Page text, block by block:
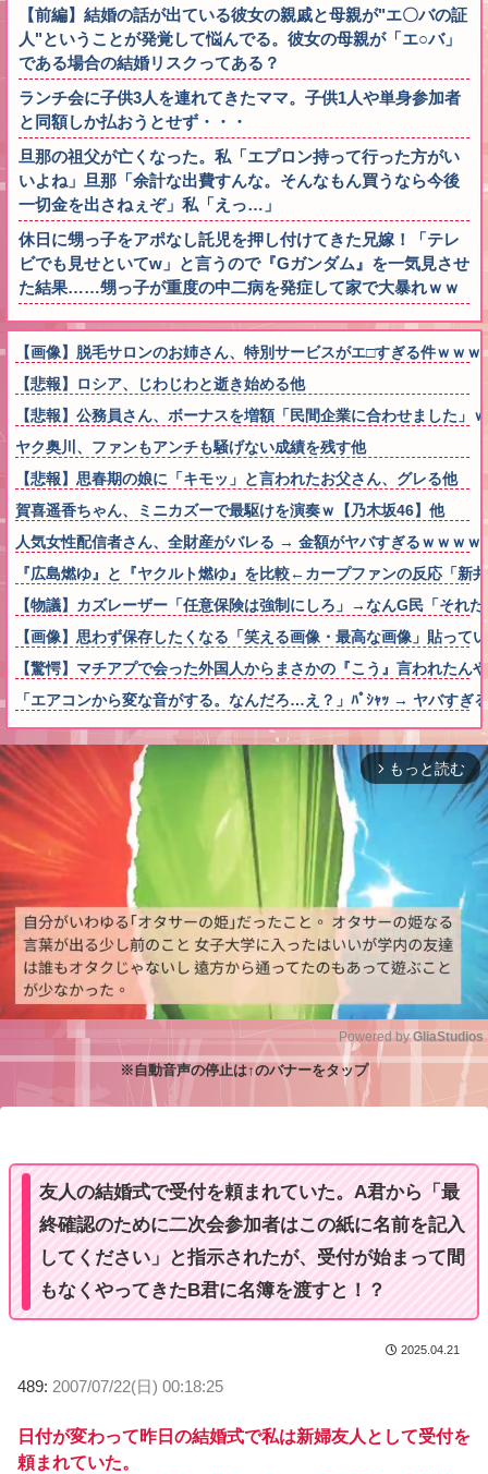
【前編】結婚の話が出ている彼女の親戚と母親が"エ〇バの証
人"ということが発覚して悩んでる。彼女の母親が「エ○バ」
である場合の結婚リスクってある？
ランチ会に子供3人を連れてきたママ。子供1人や単身参加者
と同額しか払おうとせず・・・
旦那の祖父が亡くなった。私「エプロン持って行った方がい
いよね」旦那「余計な出費すんな。そんなもん買うなら今後
一切金を出さねぇぞ」私「えっ…」
休日に甥っ子をアポなし託児を押し付けてきた兄嫁！「テレ
ビでも見せといてw」と言うので『Gガンダム』を一気見させ
た結果……甥っ子が重度の中二病を発症して家で大暴れｗｗ
【画像】脱毛サロンのお姉さん、特別サービスがエ□すぎる件ｗｗｗ
【悲報】ロシア、じわじわと逝き始める他
【悲報】公務員さん、ボーナスを増額「民間企業に合わせました」
ヤク奥川、ファンもアンチも騒げない成績を残す他
【悲報】思春期の娘に「キモッ」と言われたお父さん、グレる他
賀喜遥香ちゃん、ミニカズーで最駆けを演奏ｗ【乃木坂46】他
人気女性配信者さん、全財産がバレる → 金額がヤバすぎるｗｗｗｗ
『広島燃ゆ』と『ヤクルト燃ゆ』を比較←カープファンの反応「新
【物議】カズレーザー「任意保険は強制にしろ」→なんG民「それ
【画像】思わず保存したくなる「笑える画像・最高な画像」貼って
【驚愕】マチアプで会った外国人からまさかの『こう』言われたん
「エアコンから変な音がする。なんだろ…え？」ﾊﾟｼｬｯ → ヤバすぎ
arrow_forward_ios もっと読む
Powered by GliaStudios
※自動音声の停止は↑のバナーをタップ
友人の結婚式で受付を頼まれていた。A君から「最
終確認のために二次会参加者はこの紙に名前を記入
してください」と指示されたが、受付が始まって間
もなくやってきたB君に名簿を渡すと！？
2025.04.21
489: 2007/07/22(日) 00:18:25
日付が変わって昨日の結婚式で私は新婦友人として受付を
頼まれていた。